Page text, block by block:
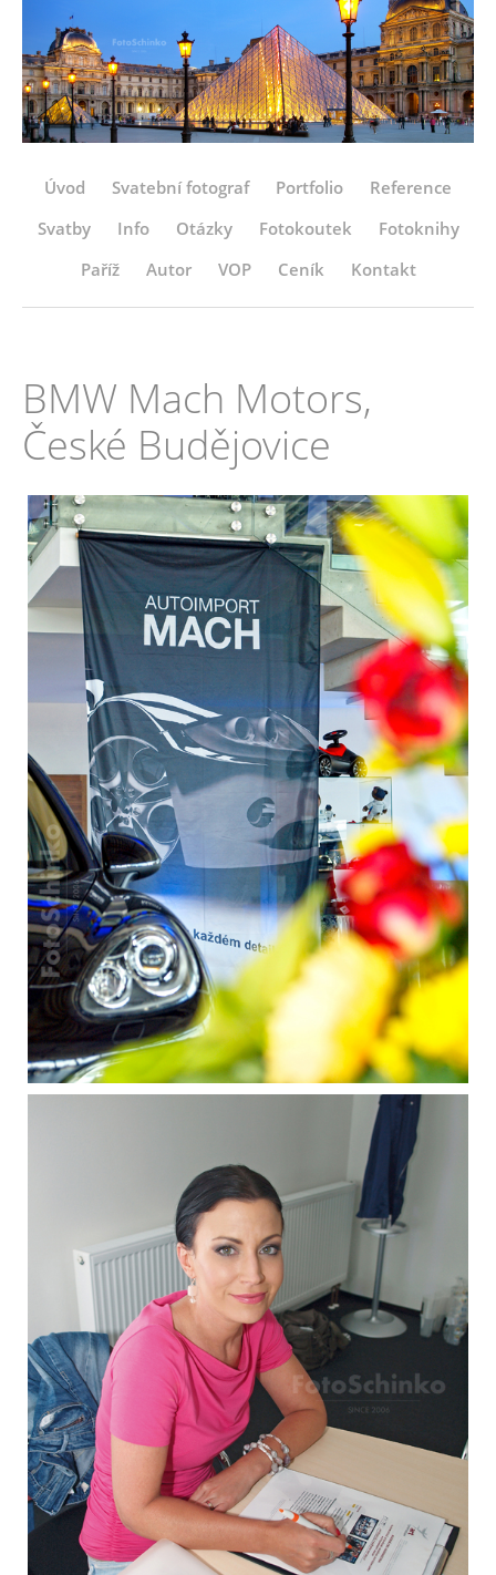
Úvod Svatební fotograf Portfolio
Reference
Svatby
Info Otázky Fotokoutek
Fotoknihy
Paříž
Autor VOP Ceník Kontakt
BMW Mach Motors,
České Budějovice